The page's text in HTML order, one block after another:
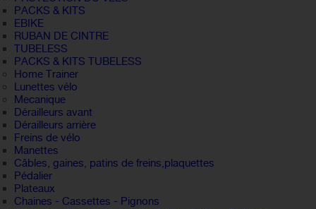
PACKS & KITS
EBIKE
RUBAN DE CINTRE
TUBELESS
PACKS & KITS TUBELESS
Home Trainer
Lunettes vélo
Mecanique
Dérailleurs avant
Dérailleurs arrière
Freins de vélo
Manettes
Câbles, gaines, patins de freins,plaquettes
Pédalier
Plateaux
Chaines - Cassettes - Pignons